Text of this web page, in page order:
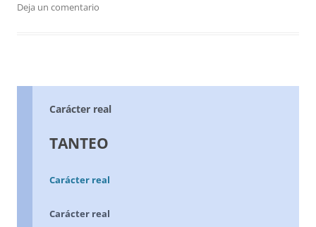
Deja un comentario
Carácter real
TANTEO
Carácter real
Carácter real